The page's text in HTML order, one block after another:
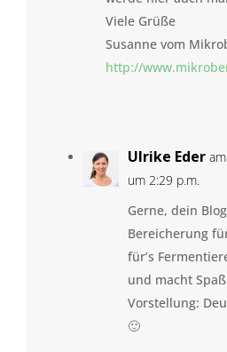
Viele Grüße
Susanne vom
http://
Ulrike Eder
um 2:29 p.m.
Gerne, dein
Bereicherung
für’s
und macht
Vorstellung:
🙂